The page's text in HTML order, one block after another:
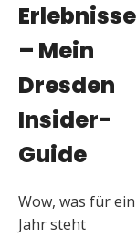
Erlebnisse
– Mein
Dresden
Insider-
Guide
Wow, was für ein
Jahr steht